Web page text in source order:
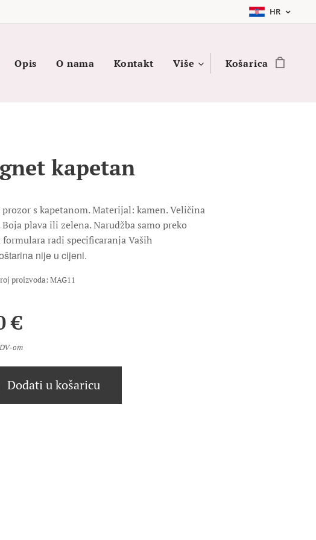
HR
Opis O nama Kontakt Više Košarica
kapetan
s kapetanom. Materijal: kamen. Veličina
Boja plava ili zelena. Narudžba samo preko
radi specificaranja Vaših
nije u cijeni.
proizvoda: MAG11
€
om
Dodati u košaricu